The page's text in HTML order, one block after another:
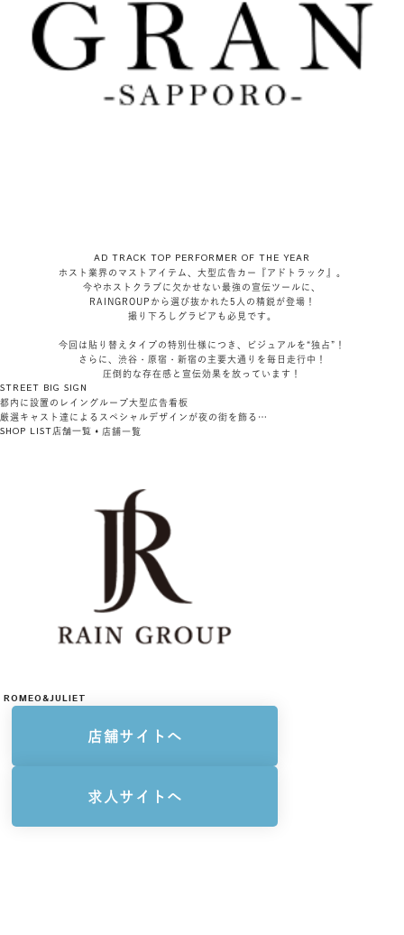
AD TRACK TOP PERFORMER OF THE YEAR
ホスト業界のマストアイテム、大型広告カー『アドトラック』。
今やホストクラブに欠かせない最強の宣伝ツールに、
RAINGROUPから選び抜かれた5人の精鋭が登場！
撮り下ろしグラビアも必見です。
今回は貼り替えタイプの特別仕様につき、ビジュアルを“独占”！
さらに、渋谷・原宿・新宿の主要大通りを毎日走行中！
圧倒的な存在感と宣伝効果を放っています！
STREET BIG SIGN
都内に設置のレイングループ大型広告看板
厳選キャスト達によるスペシャルデザインが夜の街を飾る…
SHOP LIST店舗一覧 店舗一覧
ROMEO&JULIET
店舗サイトへ
求人サイトへ